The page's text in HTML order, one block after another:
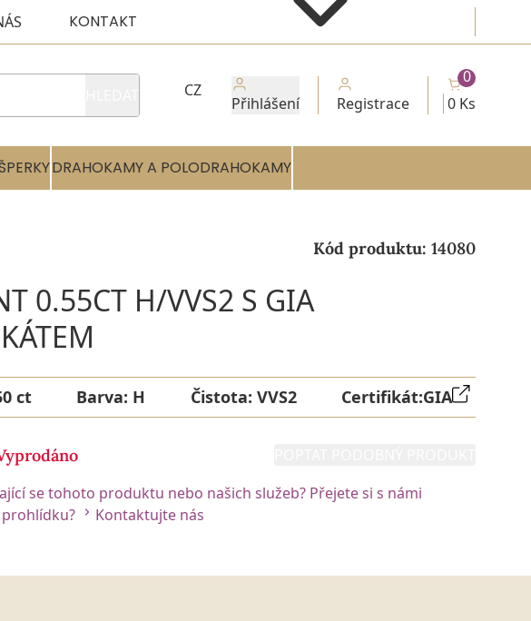
KONTAKT
CZ
Přihlášení Registrace 0 Ks
0
DRAHOKAMY A POLODRAHOKAMY
Kód produktu: 14080
0.55CT H/VVS2 S GIA
ct Barva: H Čistota: VVS2 Certifikát:GIA
se tohoto produktu nebo našich služeb? Přejete si s námi
Kontaktujte nás